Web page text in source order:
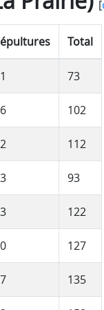
[
Total
73
102
112
93
122
127
135